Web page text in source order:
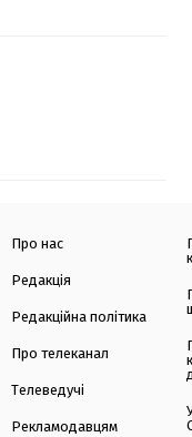
Про нас
Редакція
Редакційна політика
Про телеканал
Телеведучі
Рекламодавцям